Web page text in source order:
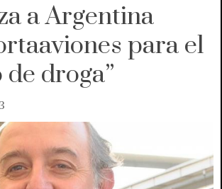
a Argentina
para el
droga”